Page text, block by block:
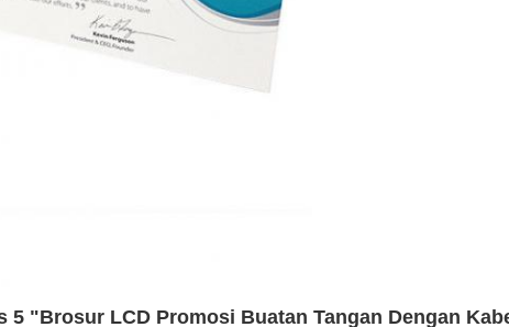
5 "Brosur LCD Promosi Buatan Tangan Dengan